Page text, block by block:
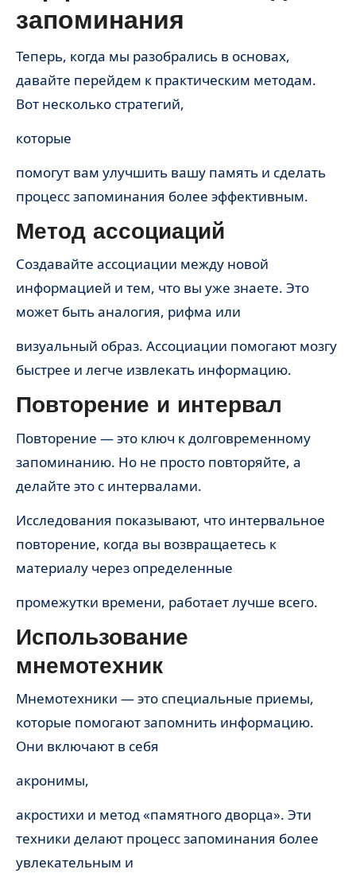
запоминания
Теперь, когда мы разобрались в основах,
давайте перейдем к практическим методам.
Вот несколько стратегий,
которые
помогут вам улучшить вашу память и сделать
процесс запоминания более эффективным.
Метод ассоциаций
Создавайте ассоциации между новой
информацией и тем, что вы уже знаете. Это
может быть аналогия, рифма или
визуальный образ. Ассоциации помогают мозгу
быстрее и легче извлекать информацию.
Повторение и интервал
Повторение — это ключ к долговременному
запоминанию. Но не просто повторяйте, а
делайте это с интервалами.
Исследования показывают, что интервальное
повторение, когда вы возвращаетесь к
материалу через определенные
промежутки времени, работает лучше всего.
Использование
мнемотехник
Мнемотехники — это специальные приемы,
которые помогают запомнить информацию.
Они включают в себя
акронимы,
акростихи и метод «памятного дворца». Эти
техники делают процесс запоминания более
увлекательным и